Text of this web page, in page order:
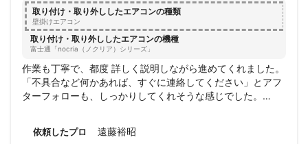
取り付け・取り外ししたエアコンの種類
壁掛けエアコン
取り付け・取り外ししたエアコンの機種
富士通「nocria（ノクリア）シリーズ」
作業も丁寧で、都度 詳しく説明しながら進めてくれました。
「不具合など何かあれば、すぐに連絡してください」とアフ
ターフォローも、しっかりしてくれそうな感じでした。
お陰様で快適に夏を過ごせそうです。
依頼したプロ 遠藤裕昭